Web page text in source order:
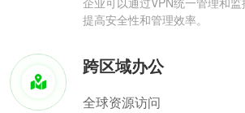
提高安全性和管理效率。
跨区域办公
全球资源访问